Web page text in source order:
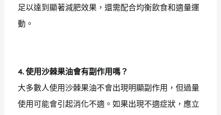
足以達到顯著減肥效果，還需配合均衡飲食和適量運
動。
4. 使用沙棘果油會有副作用嗎？
大多數人使用沙棘果油不會出現明顯副作用，但過量
使用可能會引起消化不適。如果出現不適症狀，應立